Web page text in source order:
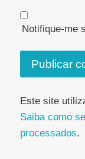
Notifique-me
Este site
Saiba como
processados.